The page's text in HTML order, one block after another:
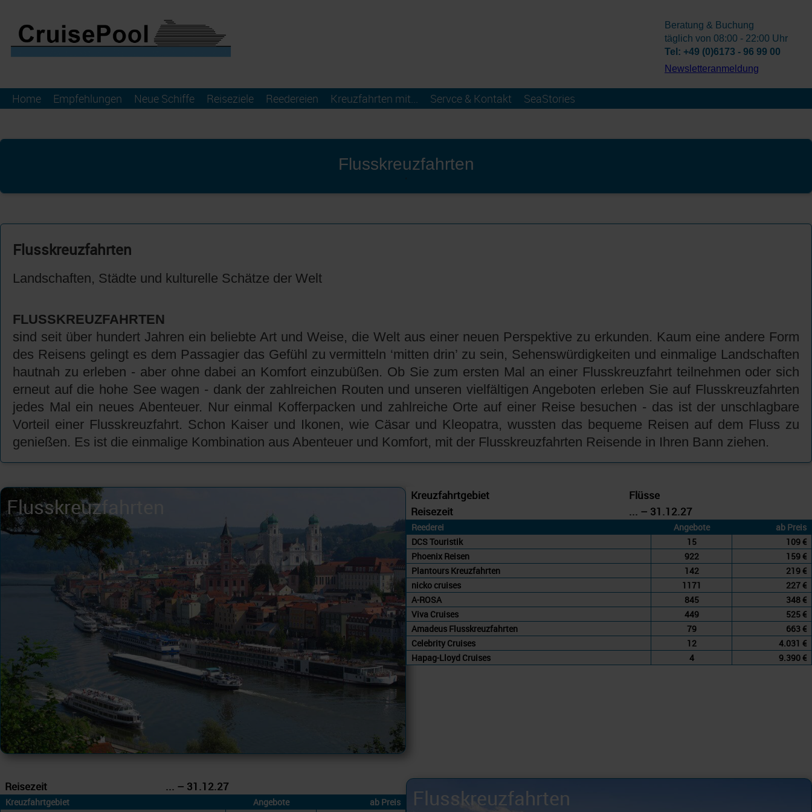
Home Empfehlungen Neue Schiffe Reiseziele Reedereien Kreuzfahrten mit... Servce & Kontakt SeaStories
Beratung & Buchung
täglich von 08:00 - 22:00 Uhr
Tel: +49 (0)6173 - 96 99 00
­Newsletteranmeldung
Flusskreuzfahrten
Flusskreuzfahrten
Landschaften, Städte und kulturelle Schätze der Welt
FLUSSKREUZFAHRTEN
sind seit über hundert Jahren ein beliebte Art und Weise, die Welt aus einer neuen Perspektive zu erkunden. Kaum eine andere Form
des Reisens gelingt es dem Passagier das Gefühl zu vermitteln ‘mitten drin’ zu sein, Sehenswürdigkeiten und einmalige Landschaften
hautnah zu erleben - aber ohne dabei an Komfort einzubüßen. Ob Sie zum ersten Mal an einer Flusskreuzfahrt teilnehmen oder sich
erneut auf die hohe See wagen - dank der zahlreichen Routen und unseren vielfältigen Angeboten erleben Sie auf Flusskreuzfahrten
jedes Mal ein neues Abenteuer. Nur einmal Kofferpacken und zahlreiche Orte auf einer Reise besuchen - das ist der unschlagbare
Vorteil einer Flusskreuzfahrt. Schon Kaiser und Ikonen, wie Cäsar und Kleopatra, wussten das bequeme Reisen auf dem Fluss zu
genießen. Es ist die einmalige Kombination aus Abenteuer und Komfort, mit der Flusskreuzfahrten Reisende in Ihren Bann ziehen.
Flusskreuzfahrten Kreuzfahrtgebiet
Flüsse
Reisezeit
... – 31.12.27
Reederei Angebote
ab Preis
DCS Touristik
15
109 €
Phoenix Reisen
922
159 €
Plantours Kreuzfahrten
142
219 €
nicko cruises
1171
227 €
A-ROSA
845
348 €
Viva Cruises
449
525 €
Amadeus Flusskreuzfahrten
79
663 €
Celebrity Cruises
12
4.031 €
Hapag-Lloyd Cruises
4 9.390 €
Reisezeit ... – 31.12.27
Kreuzfahrtgebiet Angebote
ab Preis
Flusskreuzfahrten